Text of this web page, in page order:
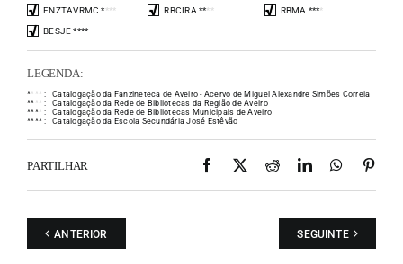
FNZTAVRMC **** RBCIRA **** RBMA ****
BESJE ****
LEGENDA:
** * * :
Catalogação da Fanzineteca de Aveiro - Acervo de Miguel Alexandre Simões Correia
** * * :
Catalogação da Rede de Bibliotecas da Região de Aveiro
**** :
Catalogação da Rede de Bibliotecas Municipais de Aveiro
**** : Catalogação da Escola Secundária José Estêvão
PARTILHAR Facebook
X RedditLinkedIn
ANTERIOR SEGUINTE